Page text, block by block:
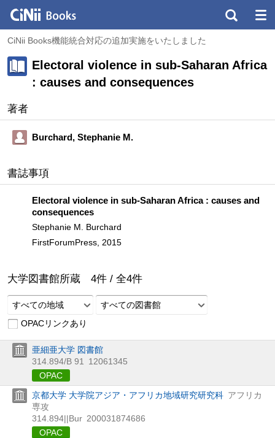
CiNii Books機能統合対応の追加実施をいたしました
Electoral violence in sub-Saharan Africa
: causes and consequences
著者
Burchard, Stephanie M.
書誌事項
Electoral violence in sub-Saharan Africa : causes and
consequences
Stephanie M. Burchard
FirstForumPress, 2015
大学図書館所蔵 4件 / 全4件
すべての地域
すべての図書館
OPACリンクあり
亜細亜大学 図書館
314.894/B 91
12061345
OPAC
京都大学 大学院アジア・アフリカ地域研究研究科 アフリカ
専攻
314.894||Bur 200031874686
OPAC